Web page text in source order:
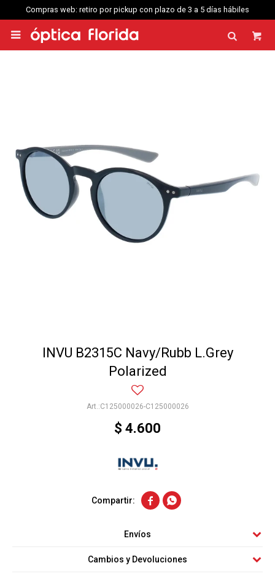
Compras web: retiro por pickup con plazo de 3 a 5 días hábiles

INVU B2315C Navy/Rubb L.Grey
Polarized
C125000026-C125000026
$ 4.600
 
Envíos
Cambios y Devoluciones